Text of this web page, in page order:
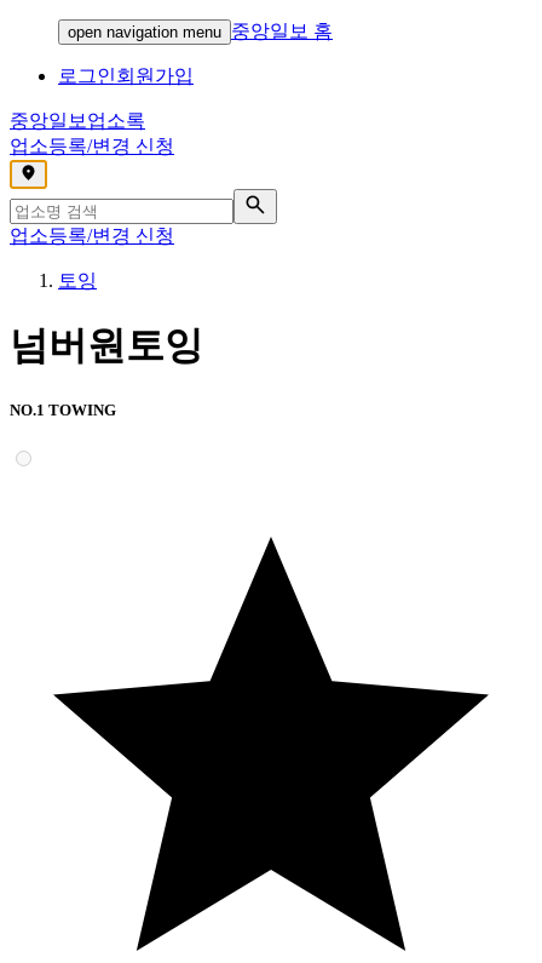
open navigation menu 중앙일보 홈
로그인회원가입
중앙일보 업소록
업소등록/변경 신청
,
업소등록/변경 신청
토잉
넘버원토잉
NO.1 TOWING